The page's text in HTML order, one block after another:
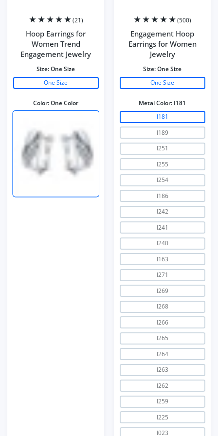
(21)
Hoop Earrings for
Women Trend
Engagement Jewelry
Size:One Size
One Size
Color:One Color
(500)
Engagement Hoop
Earrings for Women
Jewelry
Size:One Size
One Size
Metal Color: I181
I181
I189
I251
I255
I254
I186
I242
I241
I240
I163
I271
I269
I268
I266
I265
I264
I263
I262
I259
I225
I023